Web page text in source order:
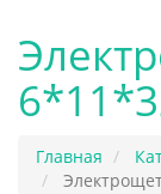
Главная